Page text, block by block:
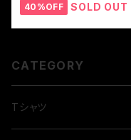
40%OFF SOLD OUT
CATEGORY
Tシャツ